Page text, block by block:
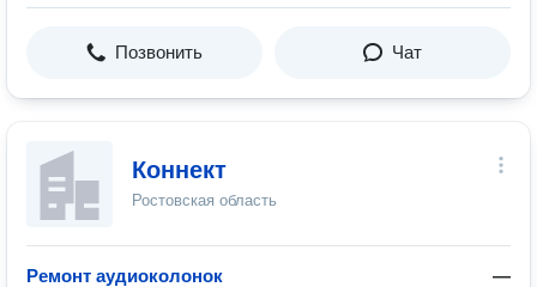
Позвонить Чат
Коннект
Ростовская область
Ремонт аудиоколонок —